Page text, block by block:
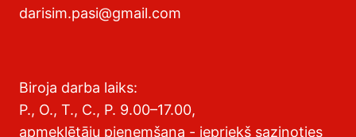
darisim.pasi@gmail.com
Biroja darba laiks:
P., O., T., C., P. 9.00–17.00,
apmeklētāju pieņemšana - iepriekš sazinoties